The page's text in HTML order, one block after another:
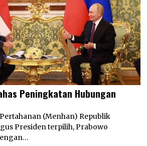
Peningkatan Hubungan
(Menhan) Republik
Presiden terpilih, Prabowo